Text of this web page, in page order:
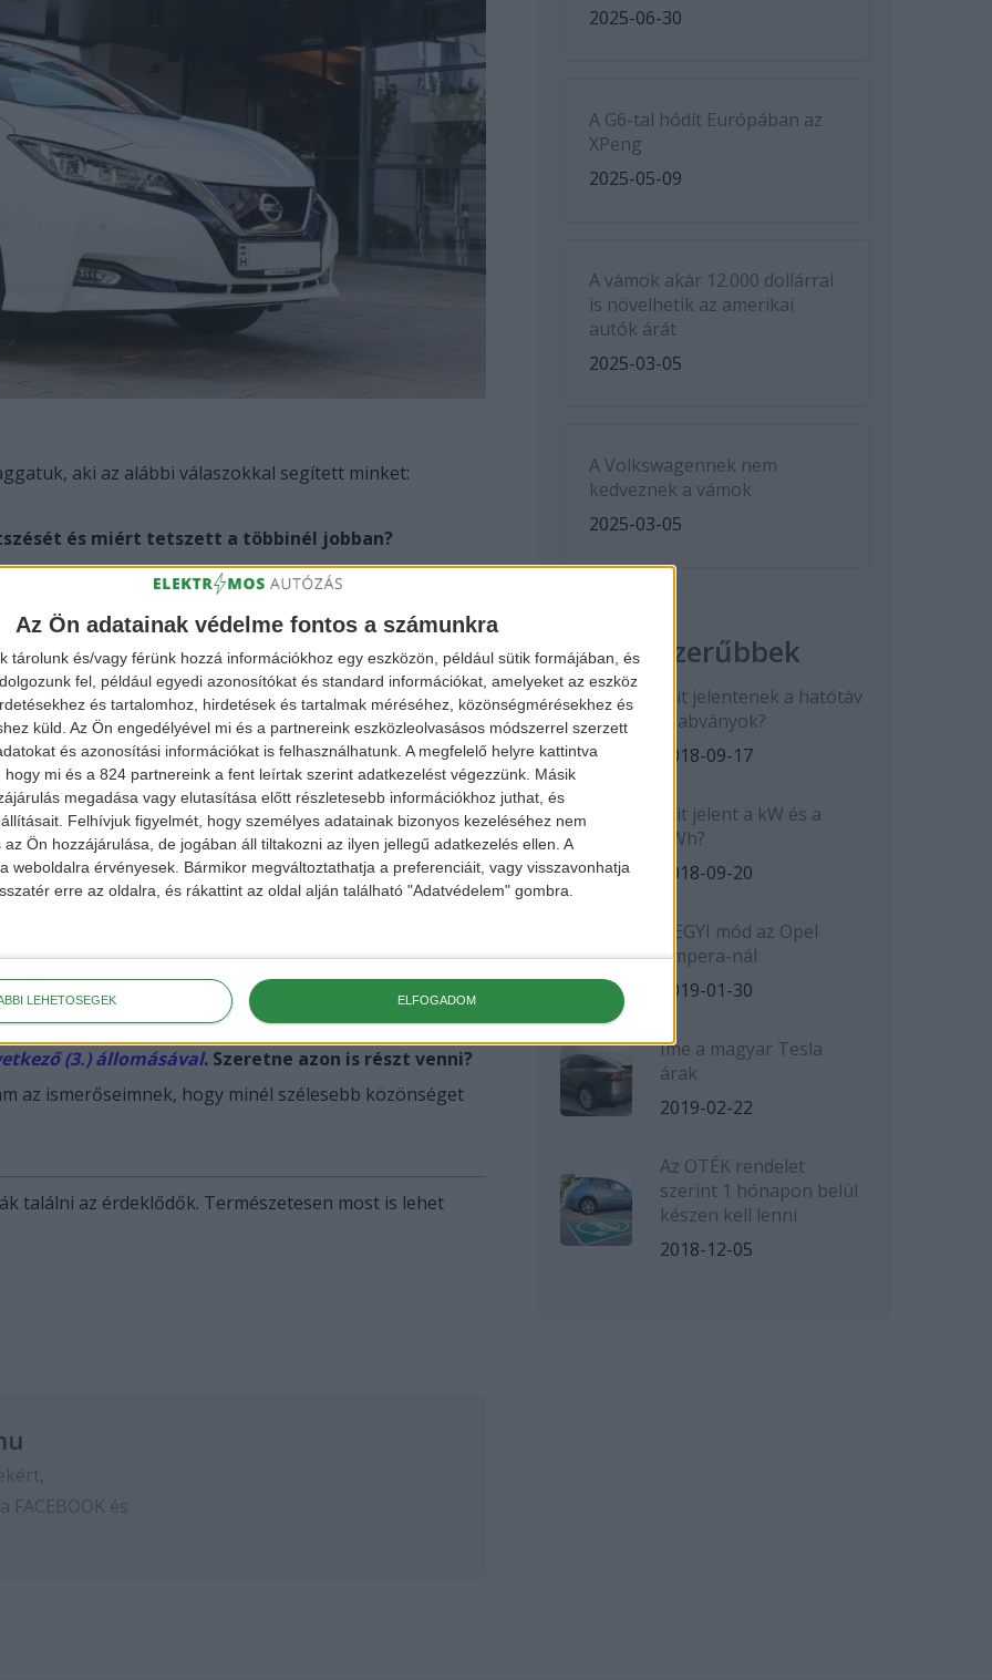
Az Ön adatainak védelme fontos a számunkra
tárolunk és/vagy férünk hozzá információkhoz egy eszközön, például sütik formájában, és
fel, például egyedi azonosítókat és standard információkat, amelyeket az eszköz
és tartalomhoz, hirdetések és tartalmak méréséhez, közönségmérésekhez és
küld. Az Ön engedélyével mi és a partnereink eszközleolvasásos módszerrel szerzett
és azonosítási információkat is felhasználhatunk. A megfelelő helyre kattintva
hogy mi és a 824 partnereink a fent leírtak szerint adatkezelést végezzünk. Másik
megadása vagy elutasítása előtt részletesebb információkhoz juthat, és
Felhívjuk figyelmét, hogy személyes adatainak bizonyos kezeléséhez nem
Ön hozzájárulása, de jogában áll tiltakozni az ilyen jellegű adatkezelés ellen. A
weboldalra érvényesek. Bármikor megváltoztathatja a preferenciáit, vagy visszavonhatja
erre az oldalra, és rákattint az oldal alján található "Adatvédelem" gombra.
LEHETŐSÉGEK ELFOGADOM
aki az alábbi válaszokkal segített minket:
és miért tetszett a többinél jobban?
a Nissan előadás adta. Nagyon sok értékes
esemény végén?
mindamellett, hogy nagyon jó helyen volt
kipróbálása is.
jelentőségéről?
a teljes életciklusra vetített előnyét környezetünk, és
esetleg pályázni rá?
lévő fejlesztésekre érdemes még megvárni.
(3.) állomásával. Szeretne azon is részt venni?
az ismerőseimnek, hogy minél szélesebb közönséget
találni az érdeklődők. Természetesen most is lehet
FACEBOOK és
2025-06-30
A G6-tal hódít Európában az
XPeng
2025-05-09
A vámok akár 12.000 dollárral
is növelhetik az amerikai
autók árát
2025-03-05
A Volkswagennek nem
kedveznek a vámok
2025-03-05
Legnépszerűbbek
Mit jelentenek a hatótáv
szabványok?
2018-09-17
Mit jelent a kW és a
kWh?
2018-09-20
HEGYI mód az Opel
Ampera-nál
2019-01-30
Íme a magyar Tesla
árak
2019-02-22
Az OTÉK rendelet
szerint 1 hónapon belül
készen kell lenni
2018-12-05